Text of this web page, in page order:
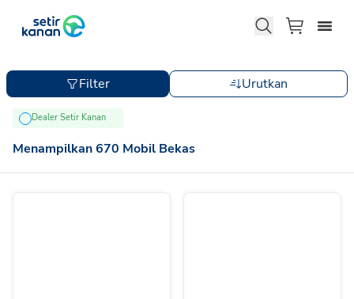
Filter Urutkan
Dealer Setir Kanan
Menampilkan670 Mobil Bekas